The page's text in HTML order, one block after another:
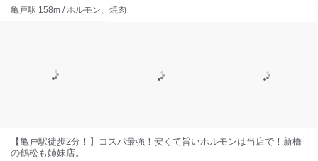
亀戸駅 158m / ホルモン、焼肉
【亀戸駅徒歩2分！】コスパ最強！安くて旨いホルモンは当店で！新橋
の鶴松も姉妹店。